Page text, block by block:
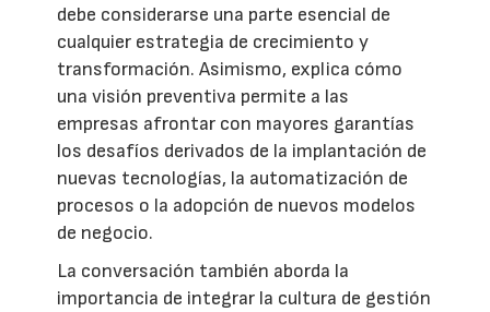
debe considerarse una parte esencial de
cualquier estrategia de crecimiento y
transformación. Asimismo, explica cómo
una visión preventiva permite a las
empresas afrontar con mayores garantías
los desafíos derivados de la implantación de
nuevas tecnologías, la automatización de
procesos o la adopción de nuevos modelos
de negocio.
La conversación también aborda la
importancia de integrar la cultura de gestión